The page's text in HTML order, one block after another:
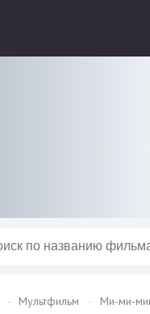
Мультфильм Ми-ми-